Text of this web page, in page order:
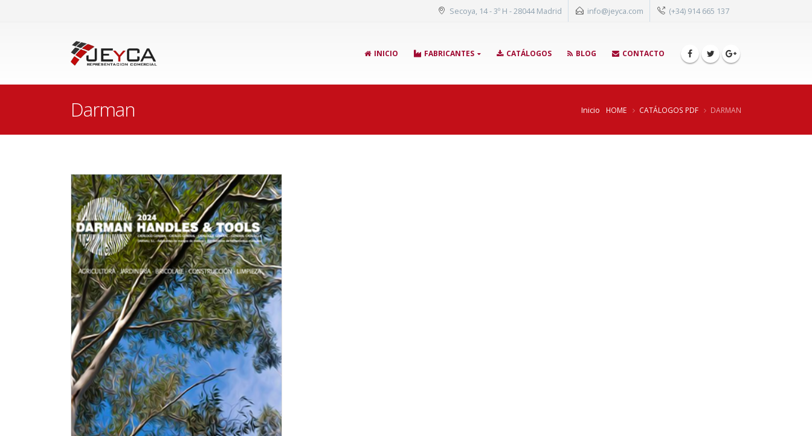
Secoya, 14 - 3º H - 28044 Madrid info@jeyca.com (+34) 914 665 137
INICIO FABRICANTES CATÁLOGOS BLOG CONTACTO
Darman Inicio HOME CATÁLOGOS PDF DARMAN